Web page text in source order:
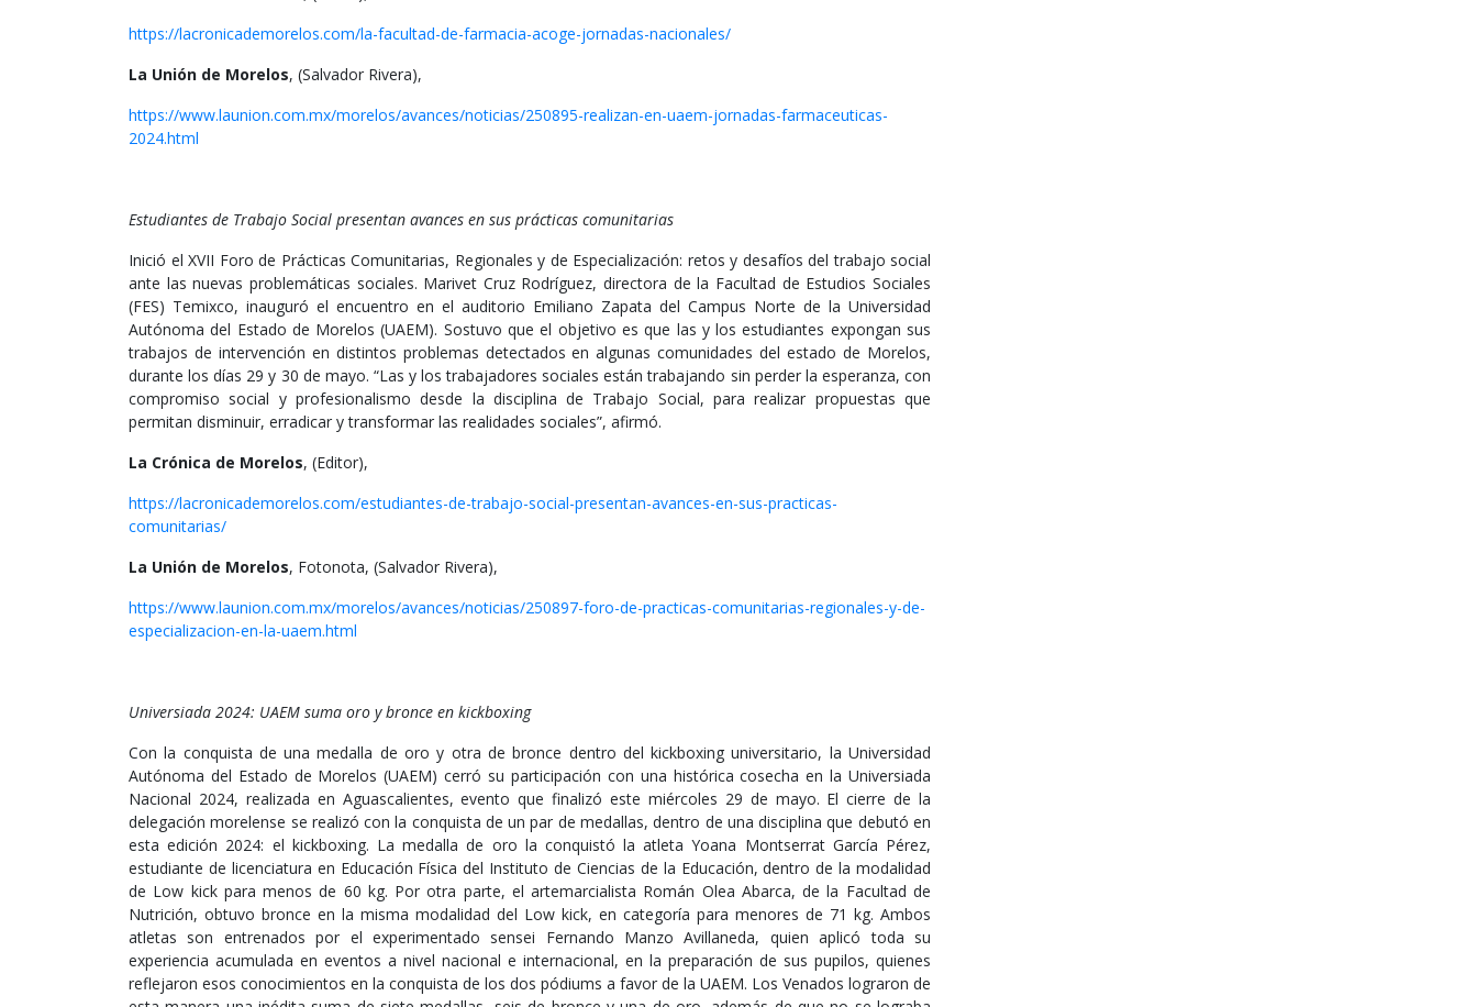
https://lacronicademorelos.com/la-facultad-de-farmacia-acoge-jornadas-nacionales/
La Unión de Morelos, (Salvador Rivera),
https://www.launion.com.mx/morelos/avances/noticias/250895-realizan-en-uaem-jornadas-farmaceuticas-
2024.html
Estudiantes de Trabajo Social presentan avances en sus prácticas comunitarias
Inició el XVII Foro de Prácticas Comunitarias, Regionales y de Especialización: retos y desafíos del trabajo social
ante las nuevas problemáticas sociales. Marivet Cruz Rodríguez, directora de la Facultad de Estudios Sociales
(FES) Temixco, inauguró el encuentro en el auditorio Emiliano Zapata del Campus Norte de la Universidad
Autónoma del Estado de Morelos (UAEM). Sostuvo que el objetivo es que las y los estudiantes expongan sus
trabajos de intervención en distintos problemas detectados en algunas comunidades del estado de Morelos,
durante los días 29 y 30 de mayo. “Las y los trabajadores sociales están trabajando sin perder la esperanza, con
compromiso social y profesionalismo desde la disciplina de Trabajo Social, para realizar propuestas que
permitan disminuir, erradicar y transformar las realidades sociales”, afirmó.
La Crónica de Morelos, (Editor),
https://lacronicademorelos.com/estudiantes-de-trabajo-social-presentan-avances-en-sus-practicas-
comunitarias/
La Unión de Morelos, Fotonota, (Salvador Rivera),
https://www.launion.com.mx/morelos/avances/noticias/250897-foro-de-practicas-comunitarias-regionales-y-de-
especializacion-en-la-uaem.html
Universiada 2024: UAEM suma oro y bronce en kickboxing
Con la conquista de una medalla de oro y otra de bronce dentro del kickboxing universitario, la Universidad
Autónoma del Estado de Morelos (UAEM) cerró su participación con una histórica cosecha en la Universiada
Nacional 2024, realizada en Aguascalientes, evento que finalizó este miércoles 29 de mayo. El cierre de la
delegación morelense se realizó con la conquista de un par de medallas, dentro de una disciplina que debutó en
esta edición 2024: el kickboxing. La medalla de oro la conquistó la atleta Yoana Montserrat García Pérez,
estudiante de licenciatura en Educación Física del Instituto de Ciencias de la Educación, dentro de la modalidad
de Low kick para menos de 60 kg. Por otra parte, el artemarcialista Román Olea Abarca, de la Facultad de
Nutrición, obtuvo bronce en la misma modalidad del Low kick, en categoría para menores de 71 kg. Ambos
atletas son entrenados por el experimentado sensei Fernando Manzo Avillaneda, quien aplicó toda su
experiencia acumulada en eventos a nivel nacional e internacional, en la preparación de sus pupilos, quienes
reflejaron esos conocimientos en la conquista de los dos pódiums a favor de la UAEM. Los Venados lograron de